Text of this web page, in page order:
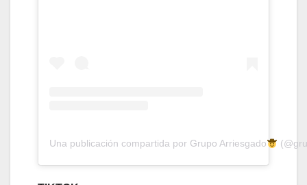
Una publicación compartida por Grupo Arriesgado